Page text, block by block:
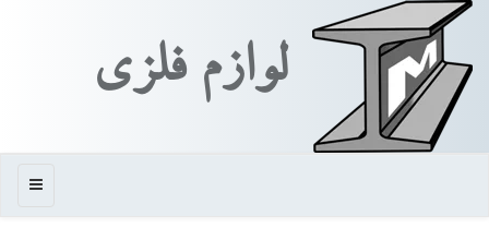
لوازم فلزی
منو